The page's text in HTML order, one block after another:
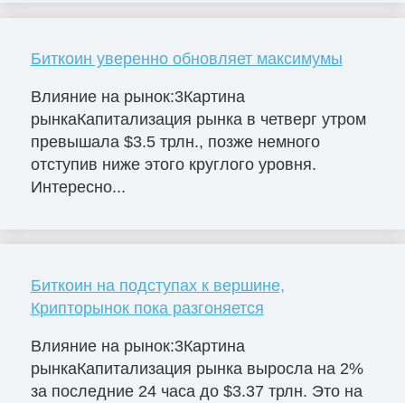
Биткоин уверенно обновляет максимумы
Влияние на рынок:3Картина
рынкаКапитализация рынка в четверг утром
превышала $3.5 трлн., позже немного
отступив ниже этого круглого уровня.
Интересно...
Биткоин на подступах к вершине,
Крипторынок пока разгоняется
Влияние на рынок:3Картина
рынкаКапитализация рынка выросла на 2%
за последние 24 часа до $3.37 трлн. Это на